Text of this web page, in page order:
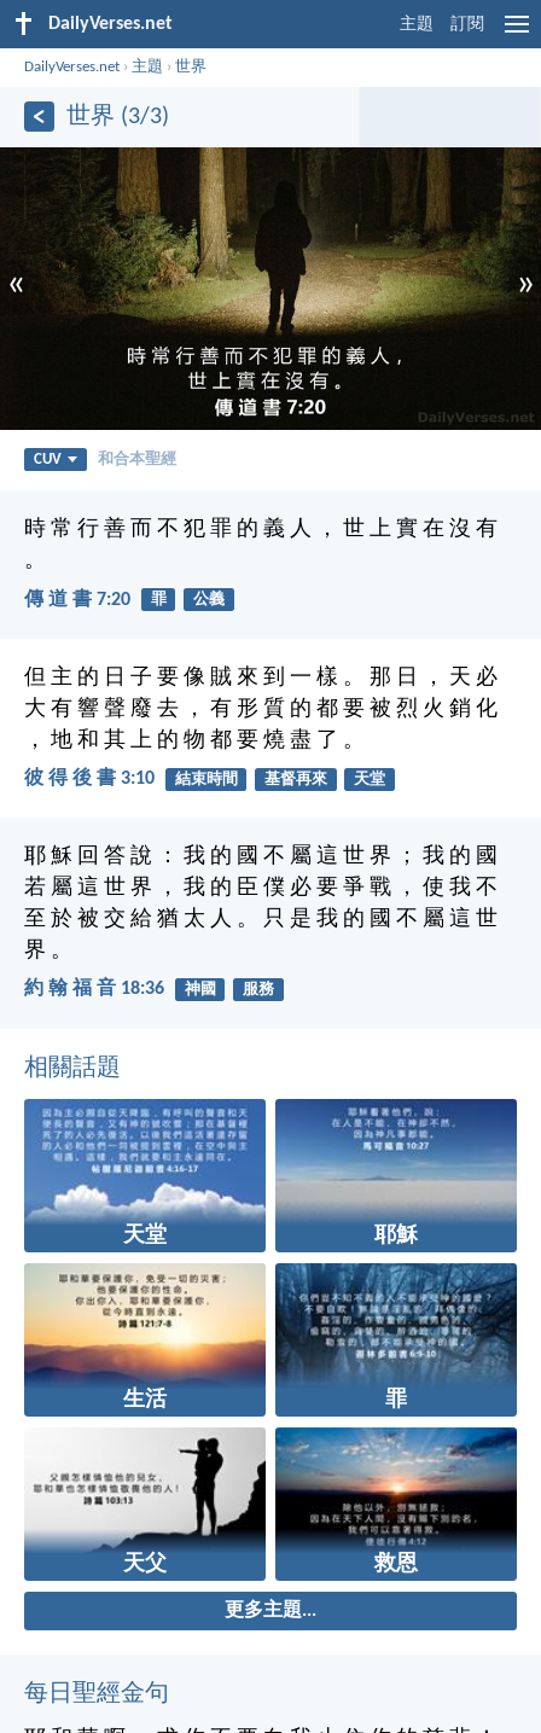
DailyVerses.net 主題 訂閱
DailyVerses.net › 主題 ›世界
世界 (3/3)
« »
CUV 和合本聖經
時 常 行 善 而 不 犯 罪 的 義 人 ， 世 上 實 在 沒 有
。
傳 道 書 7:20 罪 公義
但 主 的 日 子 要 像 賊 來 到 一 樣 。 那 日 ， 天 必
大 有 響 聲 廢 去 ， 有 形 質 的 都 要 被 烈 火 銷 化
， 地 和 其 上 的 物 都 要 燒 盡 了 。
彼 得 後 書 3:10 結束時間 基督再來 天堂
耶 穌 回 答 說 ： 我 的 國 不 屬 這 世 界 ； 我 的 國
若 屬 這 世 界 ， 我 的 臣 僕 必 要 爭 戰 ， 使 我 不
至 於 被 交 給 猶 太 人 。 只 是 我 的 國 不 屬 這 世
界 。
約 翰 福 音 18:36 神國 服務
相關話題
天堂 耶穌
生活 罪
天父 救恩
更多主題...
每日聖經金句